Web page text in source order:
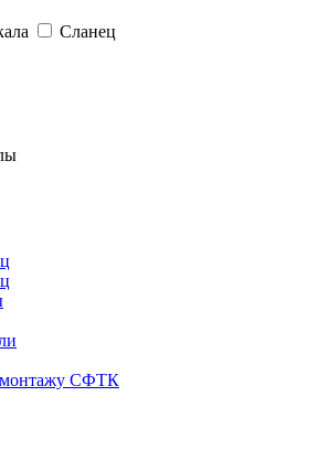
Сланец
монтажу СФТК